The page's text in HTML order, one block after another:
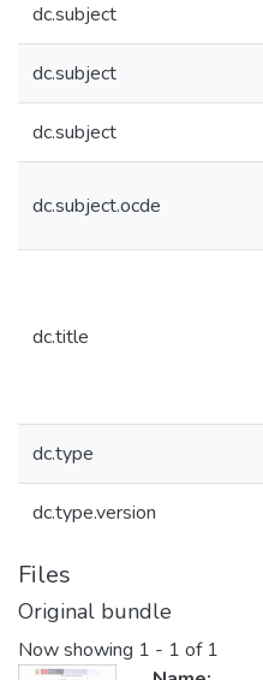
dc.subject
dc.subject
dc.subject
dc.subject.ocde
dc.title
dc.type
dc.type.version
Files
Original bundle
Now showing 1 - 1 of 1